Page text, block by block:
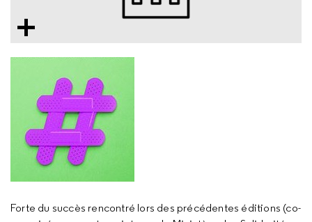
Forte du succès rencontré lors des précédentes éditions (co-